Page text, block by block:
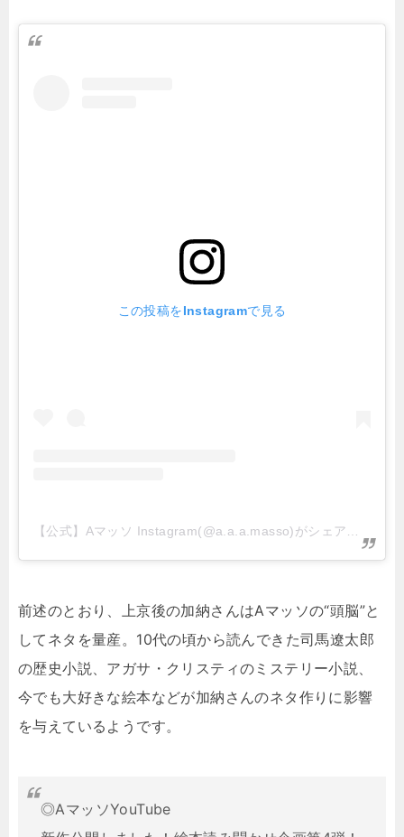
この投稿をInstagramで見る
前述のとおり、上京後の加納さんはAマッソの“頭脳”と
してネタを量産。10代の頃から読んできた司馬遼太郎
の歴史小説、アガサ・クリスティのミステリー小説、
今でも大好きな絵本などが加納さんのネタ作りに影響
を与えているようです。
◎AマッソYouTube